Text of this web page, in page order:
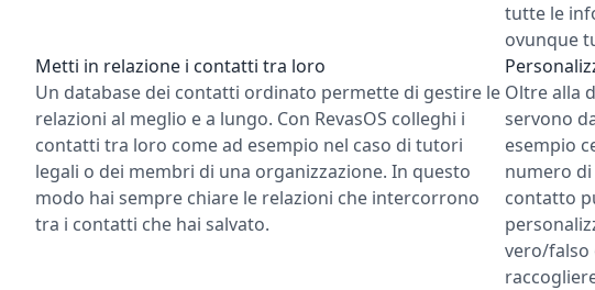
tutte le
ovunque
Metti in relazione i contatti tra loro
Un database dei contatti ordinato permette di gestire le
relazioni al meglio e a lungo. Con RevasOS colleghi i
contatti tra loro come ad esempio nel caso di tutori
legali o dei membri di una organizzazione. In questo
modo hai sempre chiare le relazioni che intercorrono
tra i contatti che hai salvato.
Oltre alla
servono
esempio
numero
contatto
vero/falso